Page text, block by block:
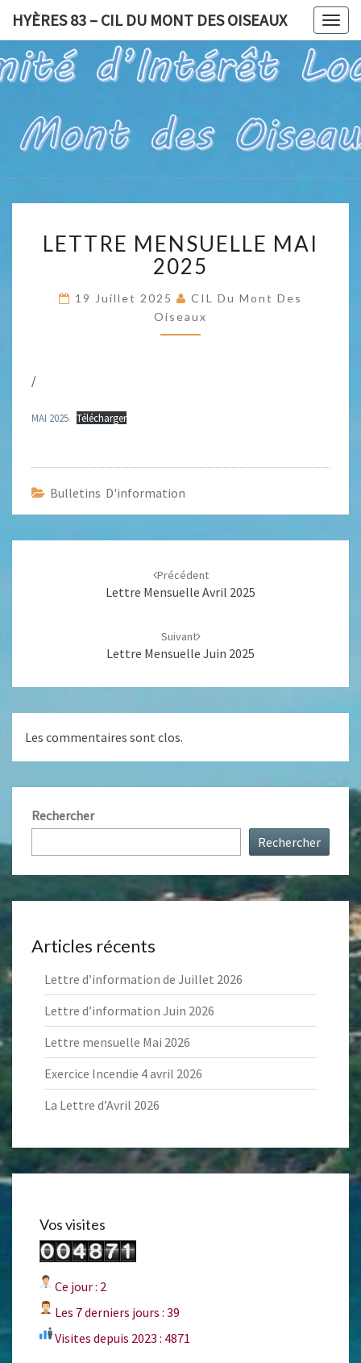
HYÈRES 83 – CIL DU MONT DES OISEAUX
HYÈRES
83 – CIL
DU
MONT
DES
OISEAUX
Pour Un Site
Exceptionnel,
À Valoriser
Et Préserver
MENSUELLE
MAI
2025
LETTRE MENSUELLE MAI
2025
19 Juillet 2025
CIL Du Mont Des
Oiseaux
/
MAI 2025 Télécharger
Bulletins D'information
Précédent
Lettre Mensuelle Avril 2025
Suivant
Lettre Mensuelle Juin 2025
Les commentaires sont clos.
Rechercher
Rechercher
Articles récents
Lettre d’information de Juillet 2026
Lettre d’information Juin 2026
Lettre mensuelle Mai 2026
Exercice Incendie 4 avril 2026
La Lettre d’Avril 2026
Vos visites
Ce jour : 2
Les 7 derniers jours : 39
Visites depuis 2023 : 4871